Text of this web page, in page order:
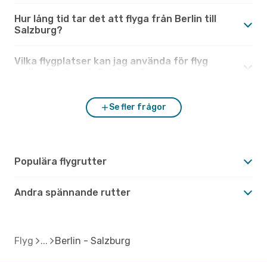
Hur lång tid tar det att flyga från Berlin till
Salzburg?
Vilka flygplatser kan jag använda för flyg
Se fler frågor
Populära flygrutter
Andra spännande rutter
Flyg Berlin - Salzburg